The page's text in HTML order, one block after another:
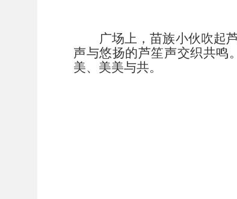
广场上，苗族小伙吹起
声与悠扬的芦笙声交织共鸣
美、美美与共。